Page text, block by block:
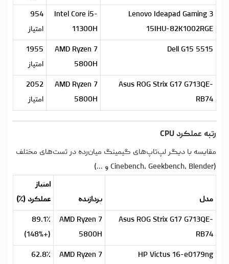
Lenovo Ideapad Gaming 3
15IHU-82K1002RGE
Intel Core i5-
11300H
954
امتیاز
Dell G15 5515
AMD Ryzen 7
5800H
1955
امتیاز
Asus ROG Strix G17 G713QE-
RB74
AMD Ryzen 7
5800H
2052
امتیاز
رتبه عملکرد CPU
مقایسه با دیگر لپ‌تاپ‌های گیمینگ میان‌رده در تست‌های مختلف
(Cinebench، Geekbench، Blender و ...)
مدل پردازنده
امتیاز
عملکرد (٪)
Asus ROG Strix G17 G713QE-
RB74
AMD Ryzen 7
5800H
89.1٪
(+148%)
HP Victus 16-e0179ng
AMD Ryzen 7
62.8٪